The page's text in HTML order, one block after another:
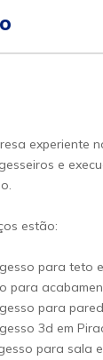
experiente
e
estão:
para teto
para
para
3d em
para sala